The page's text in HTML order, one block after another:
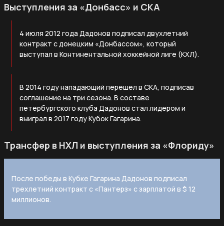
Выступления за «Донбасс» и СКА
4 июля 2012 года Дадонов подписал двухлетний
контракт с донецким «Донбассом», который
выступал в Континентальной хоккейной лиге (КХЛ).
В 2014 году нападающий перешел в СКА, подписав
соглашение на три сезона. В составе
петербургского клуба Дадонов стал лидером и
выиграл в 2017 году Кубок Гагарина.
Трансфер в НХЛ и выступления за «Флориду»
После победы в Кубке Гагарина Дадонов подписал
трехлетний контракт с «Пантерз» с зарплатой в $ 12
миллионов.